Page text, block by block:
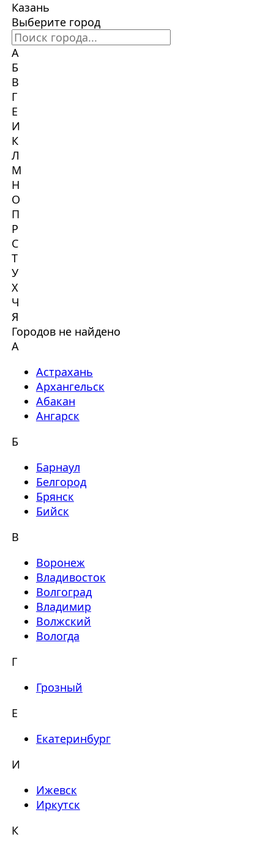
Казань
Выберите город
А
Б
В
Г
Е
И
К
Л
М
Н
О
П
Р
С
Т
У
Х
Ч
Я
Городов не найдено
А
Астрахань
Архангельск
Абакан
Ангарск
Б
Барнаул
Белгород
Брянск
Бийск
В
Воронеж
Владивосток
Волгоград
Владимир
Волжский
Вологда
Г
Грозный
Е
Екатеринбург
И
Ижевск
Иркутск
К